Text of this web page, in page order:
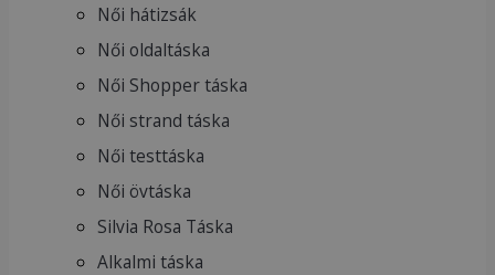
Női hátizsák
Női oldaltáska
Női Shopper táska
Női strand táska
Női testtáska
Női övtáska
Silvia Rosa Táska
Alkalmi táska